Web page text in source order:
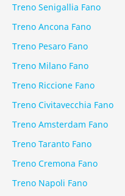
Treno Senigallia Fano
Treno Ancona Fano
Treno Pesaro Fano
Treno Milano Fano
Treno Riccione Fano
Treno Civitavecchia Fano
Treno Amsterdam Fano
Treno Taranto Fano
Treno Cremona Fano
Treno Napoli Fano